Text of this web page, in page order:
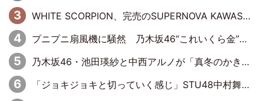
WHITE SCORPION、完売のSUPERNOVA KAWASAKIで沸いた“着席型LIVE” 『BASE Live #16』昼公演リポート
プニプニ扇風機に騒然 乃木坂46“これいくら金”延長中は今回もわちゃわちゃ全開
乃木坂46・池田瑛紗と中西アルノが「真冬のかき氷」騒動で火花散らす！ 因縁の裏にあるのは、逆境をともに“凌”ぐ似た者同士の絆
「ジョキジョキと切っていく感じ」STU48中村舞、新しい挑戦は自らの手で